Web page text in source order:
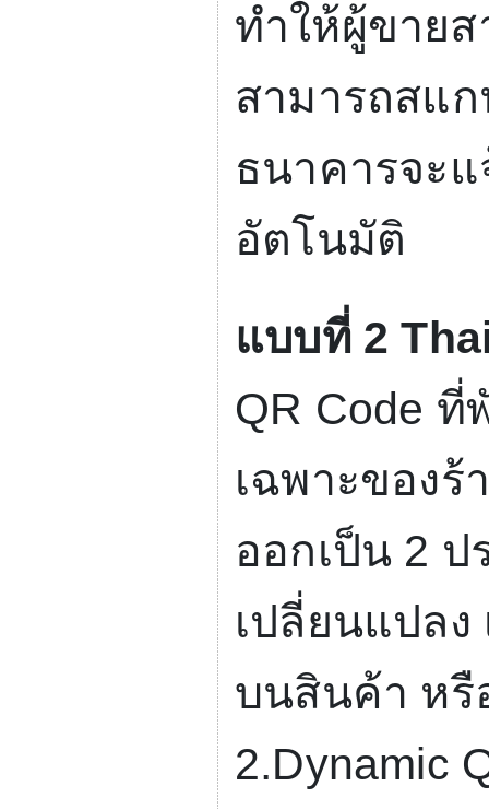
ทำให้ผู้ขาย
สามารถสแ
ธนาคารจะ
อัตโนมัติ
แบบที่2
QR Code ที่
เฉพาะของ
ออกเป็น 2 ป
เปลี่ยนแปล
บนสินค้า หรื
2.Dynamic